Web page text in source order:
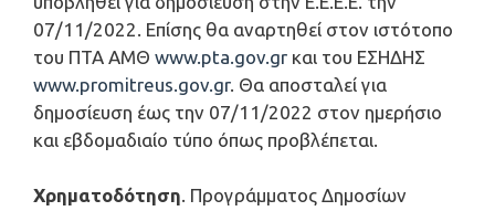
07/11/2022. Επίσης θα αναρτηθεί στον ιστότοπο
του ΠΤΑ ΑΜΘ www.pta.gov.gr και του ΕΣΗΔΗΣ
www.promitreus.gov.gr. Θα αποσταλεί για
δημοσίευση έως την 07/11/2022 στον ημερήσιο
και εβδομαδιαίο τύπο όπως προβλέπεται.
Χρηματοδότηση. Προγράμματος Δημοσίων